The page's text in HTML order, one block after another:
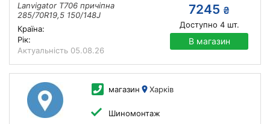
Lanvigator Т706 причіпна
285/70R19,5 150/148J
Країна:
Рік:
Актуальність 05.08.26
7245 ₴
Доступно 4шт.
В магазин
магазин Харків
Шиномонтаж